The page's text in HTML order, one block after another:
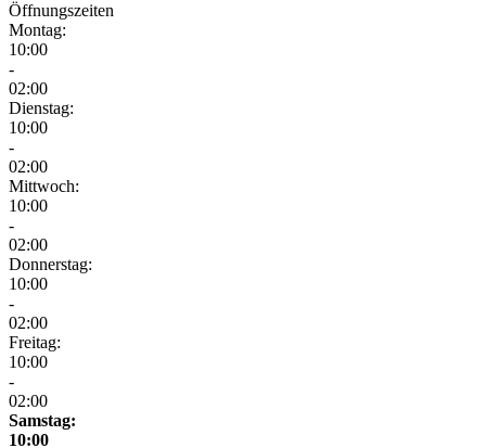
Öffnungszeiten
Montag:
10:00
-
02:00
Dienstag:
10:00
-
02:00
Mittwoch:
10:00
-
02:00
Donnerstag:
10:00
-
02:00
Freitag:
10:00
-
02:00
Samstag:
10:00